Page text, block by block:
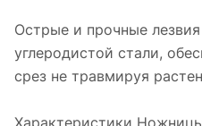
Острые и прочные
углеродистой стали,
срез не травмируя